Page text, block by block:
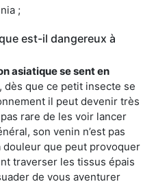
;
est-il dangereux à
asiatique se sent en
dès que ce petit insecte se
il peut devenir très
rare de les voir lancer
son venin n’est pas
que peut provoquer
traverser les tissus épais
de vous aventurer